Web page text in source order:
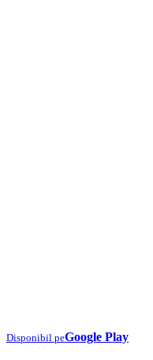
Disponibil peGoogle Play